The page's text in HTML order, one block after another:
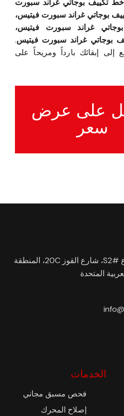
تكييف بوجاتي غراند سبورت
بوجاتي غراند سبورت فيتيس،
غراند سبورت فيتيس،
بوجاتي غراند سبورت فيتيس.
إلى إبقائك بارداً ومريحاً على
على عرض
سعر
أوتو إكسبرت ورش، مستودع #S2، شارع القوز 20C، المنطقة
الخدمات
فحص مسبق مجاني
إصلاح المحرك